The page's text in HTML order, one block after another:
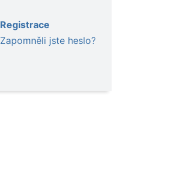
Registrace
Zapomněli jste heslo?